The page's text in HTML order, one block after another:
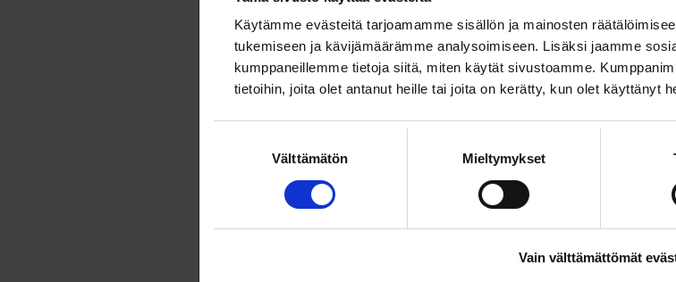
Käytämme evästeitä tarjoamamme sisällön ja mainosten
tukemiseen ja kävijämäärämme analysoimiseen. Lisäksi jaamme
kumppaneillemme tietoja siitä, miten käytät sivustoamme.
tietoihin, joita olet antanut heille tai joita on kerätty, kun olet käyttänyt
Välttämätön Mieltymykset
Vain välttämättömät
Aaro Riitakorpi
09